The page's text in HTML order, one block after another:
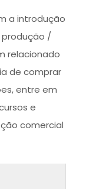
a introdução
/
relacionado
de comprar
entre em
e
comercial